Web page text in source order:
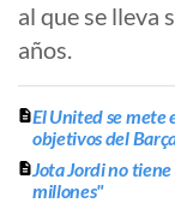
al que se lleva
años.
El United se mete
objetivos del
Jota Jordi no tiene
millones"